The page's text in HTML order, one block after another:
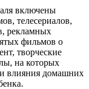
включены
телесериалов,
рекламных
фильмов о
творческие
на которых
влияния домашних